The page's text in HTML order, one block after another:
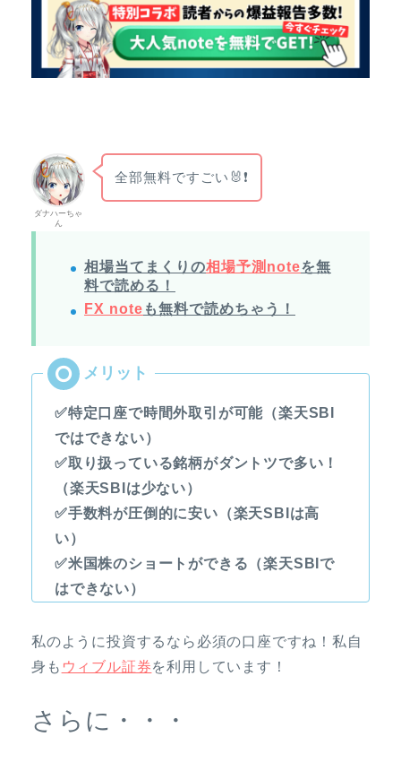
ダナハーちゃ
ん
全部無料ですごい🐰❗
相場当てまくりの相場予測noteを無
料で読める！
FX note も無料で読めちゃう！
✅特定口座で時間外取引が可能（楽天SBI
ではできない）
✅取り扱っている銘柄がダントツで多い！
（楽天SBIは少ない）
✅手数料が圧倒的に安い（楽天SBIは高
い）
✅米国株のショートができる（楽天SBIで
はできない）
私のように投資するなら必須の口座ですね！私自
身も ウィブル証券を利用しています！
さらに・・・